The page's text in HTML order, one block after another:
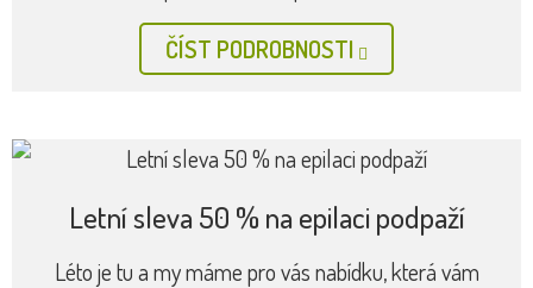
ČÍST PODROBNOSTI
Letní sleva 50 % na epilaci podpaží
Léto je tu a my máme pro vás nabídku, která vám